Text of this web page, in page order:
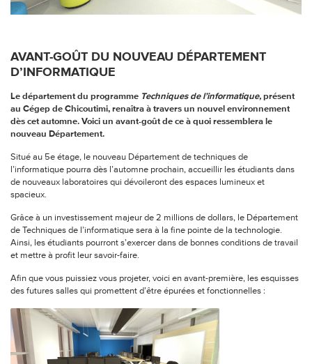
AVANT-GOÛT DU NOUVEAU DÉPARTEMENT
D’INFORMATIQUE
Le département du programme Techniques de l’informatique, présent
au Cégep de Chicoutimi, renaîtra à travers un nouvel environnement
dès cet automne. Voici un avant-goût de ce à quoi ressemblera le
nouveau Département.
Situé au 5e étage, le nouveau Département de techniques de
l’informatique pourra dès l’automne prochain, accueillir les étudiants dans
de nouveaux laboratoires qui dévoileront des espaces lumineux et
spacieux.
Grâce à un investissement majeur de 2 millions de dollars, le Département
de Techniques de l’informatique sera à la fine pointe de la technologie.
Ainsi, les étudiants pourront s’exercer dans de bonnes conditions de travail
et mettre à profit leur savoir-faire.
Afin que vous puissiez vous projeter, voici en avant-première, les esquisses
des futures salles qui promettent d’être épurées et fonctionnelles :